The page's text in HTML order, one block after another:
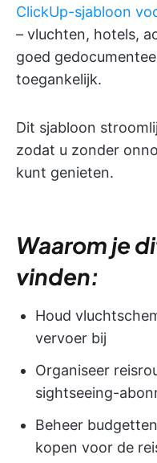
ClickUp-sjabloon
– vluchten, hotels,
goed
toegankelijk.
Dit sjabloon
zodat u zonder
kunt genieten.
Waarom je
vinden:
Houd
vervoer bij
Organiseer
sightseeing-
Beheer
kopen voor de